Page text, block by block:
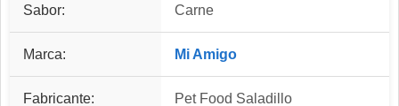
Sabor: Carne
Marca: Mi Amigo
Fabricante: Pet Food Saladillo